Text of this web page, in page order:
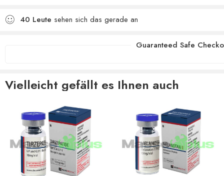
40 Leute sehen sich das gerade an
Guaranteed Safe
Vielleicht gefällt es Ihnen auch